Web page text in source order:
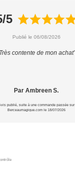
5
Publié le 06/08/2026
contente de mon achat”
Par Ambreen S.
publié, suite à une commande passée sur
Berceaumagique.com le 18/07/2026